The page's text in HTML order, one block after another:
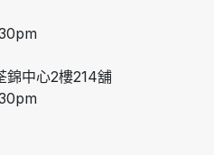
錦中心2樓214舖